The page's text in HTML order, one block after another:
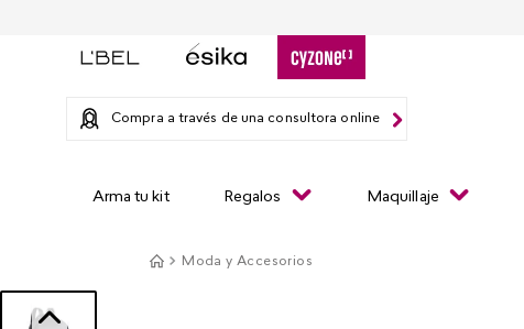
Compra a través de una consultora online
Arma tu kit Regalos Maquillaje
Moda y Accesorios